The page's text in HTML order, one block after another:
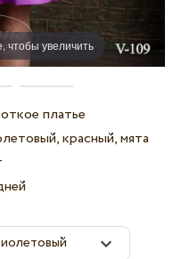
чтобы увеличить
платье
красный, мята